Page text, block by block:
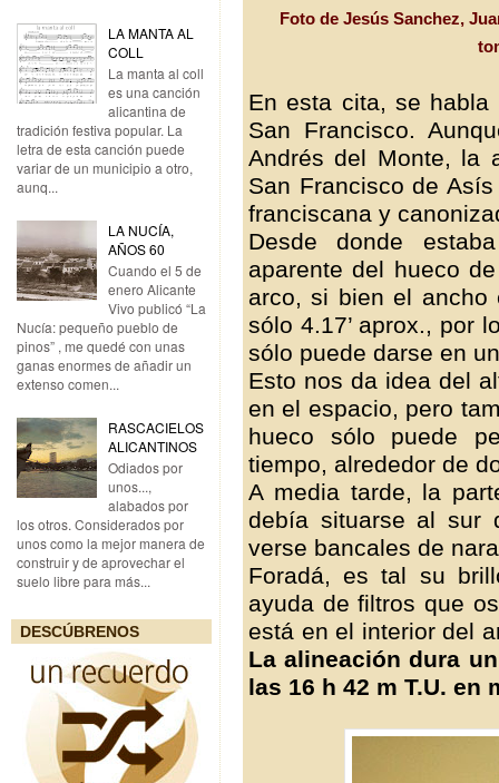
LA MANTA AL
COLL
La manta al coll
es una canción
alicantina de
tradición festiva popular. La
letra de esta canción puede
variar de un municipio a otro,
aunq...
LA NUCÍA,
AÑOS 60
Cuando el 5 de
enero Alicante
Vivo publicó “La
Nucía: pequeño pueblo de
pinos” , me quedé con unas
ganas enormes de añadir un
extenso comen...
RASCACIELOS
ALICANTINOS
Odiados por
unos...,
alabados por
los otros. Considerados por
unos como la mejor manera de
construir y de aprovechar el
suelo libre para más...
DESCÚBRENOS
Foto de Jesús Sanchez,
En esta cita, se
San Francisco.
Andrés del Monte, la
San Francisco de
franciscana y
Desde donde
aparente del hueco
arco, si bien el
sólo 4.17’ aprox., por
sólo puede darse en
Esto nos da idea del
en el espacio, pero
hueco sólo puede
tiempo, alrededor de
A media tarde, la
debía situarse al sur
verse bancales de
Foradá, es tal su
ayuda de filtros que
está en el interior del
La alineación dura
las 16 h 42 m T.U. en